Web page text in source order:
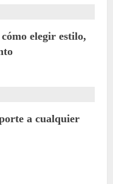
elegir estilo,
a cualquier